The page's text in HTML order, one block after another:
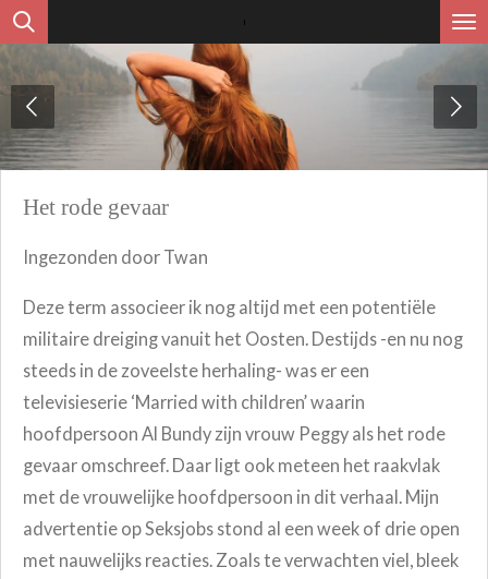
Ga
direct
naar
hoofdinhoud
Het rode gevaar
Ingezonden door Twan
Deze term associeer ik nog altijd met een potentiële
militaire dreiging vanuit het Oosten. Destijds -en nu nog
steeds in de zoveelste herhaling- was er een
televisieserie ‘Married with children’ waarin
hoofdpersoon Al Bundy zijn vrouw Peggy als het rode
gevaar omschreef. Daar ligt ook meteen het raakvlak
met de vrouwelijke hoofdpersoon in dit verhaal. Mijn
advertentie op Seksjobs stond al een week of drie open
met nauwelijks reacties. Zoals te verwachten viel, bleek